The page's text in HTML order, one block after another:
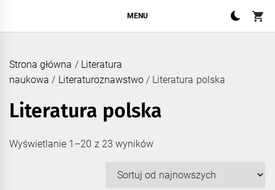
MENU
Strona główna / Literatura
naukowa / Literaturoznawstwo/ Literatura polska
Literatura polska
Wyświetlanie 1–20 z 23 wynikówPosortowane
najnowszych